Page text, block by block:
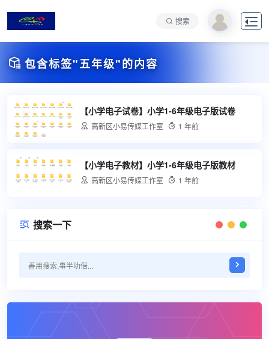
搜索 
 包含标签"五年级"的内容
【小学电子试卷】小学1-6年级电子版试卷
 高新区小易传媒工作室  1 年前
【小学电子教材】小学1-6年级电子版教材
 高新区小易传媒工作室  1 年前
 搜索一下